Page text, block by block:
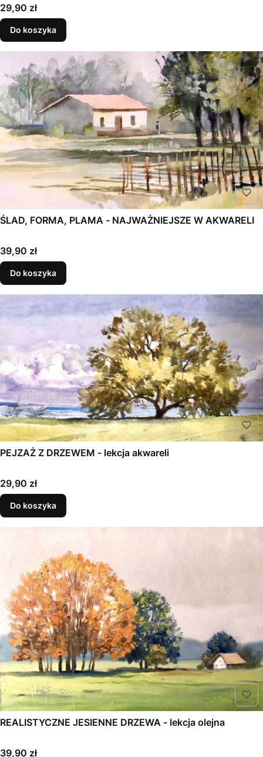
Cena
29,90 zł
Do koszyka
ŚLAD, FORMA, PLAMA - NAJWAŻNIEJSZE W AKWARELI
Cena
39,90 zł
Do koszyka
PEJZAŻ Z DRZEWEM - lekcja akwareli
Cena
29,90 zł
Do koszyka
REALISTYCZNE JESIENNE DRZEWA - lekcja olejna
Cena
39,90 zł